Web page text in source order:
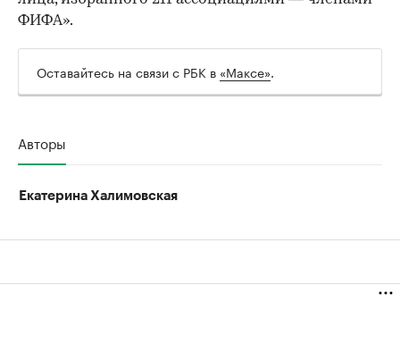
ФИФА».
Оставайтесь на связи с РБК в «Максе».
Авторы
Екатерина Халимовская